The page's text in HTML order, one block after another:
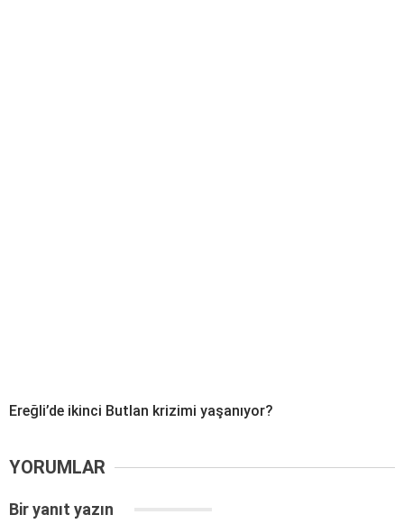
Ereğli’de ikinci Butlan krizimi yaşanıyor?
YORUMLAR
Bir yanıt yazın